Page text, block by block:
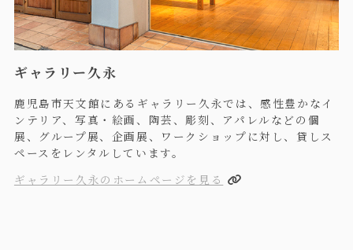
ギャラリー久永
鹿児島市天文館にあるギャラリー久永では、感性豊かなイ
ンテリア、写真・絵画、陶芸、彫刻、アパレルなどの個
展、グループ展、企画展、ワークショップに対し、貸しス
ペースをレンタルしています。
ギャラリー久永のホームページを見る